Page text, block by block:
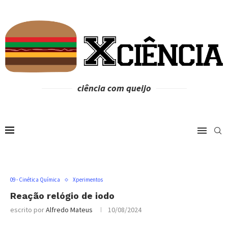
ciência com queijo
09 - Cinética Química Xperimentos
Reação relógio de iodo
escrito porAlfredo Mateus 10/08/2024